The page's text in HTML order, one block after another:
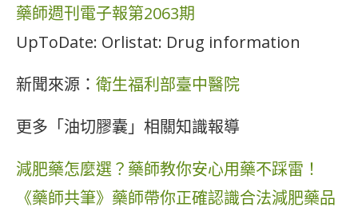
藥師週刊電子報第2063期
UpToDate: Orlistat: Drug information
新聞來源： 衛生福利部臺中醫院
更多「油切膠囊」相關知識報導
減肥藥怎麼選？藥師教你安心用藥不踩雷！
《藥師共筆》藥師帶你正確認識合法減肥藥品